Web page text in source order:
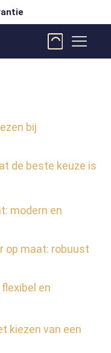
bij
de beste keuze is
modern en
op maat: robuust
en
kiezen van een